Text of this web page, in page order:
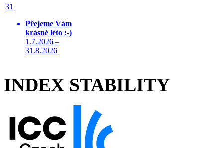
31
Přejeme Vám
krásné léto :-)
1.7.2026 –
31.8.2026
INDEX STABILITY